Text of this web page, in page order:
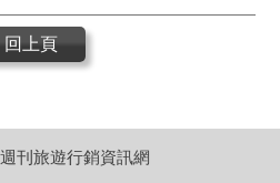
回上頁
刊旅遊行銷資訊網